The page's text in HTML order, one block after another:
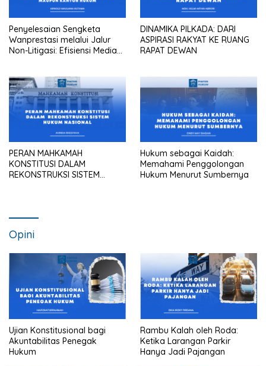
Penyelesaian Sengketa
Wanprestasi melalui Jalur
Non-Litigasi: Efisiensi Mediasi
DINAMIKA PILKADA: DARI
ASPIRASI RAKYAT KE RUANG
RAPAT DEWAN
PERAN MAHKAMAH
KONSTITUSI DALAM
REKONSTRUKSI SISTEM
Hukum sebagai Kaidah:
Memahami Penggolongan
Hukum Menurut Sumbernya
Opini
Ujian Konstitusional bagi
Akuntabilitas Penegak
Hukum
Rambu Kalah oleh Roda:
Ketika Larangan Parkir
Hanya Jadi Pajangan